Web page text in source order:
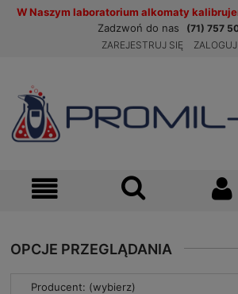
W Naszym laboratorium alkomaty
Zadzwoń do nas
(71) 757
ZAREJESTRUJ SIĘ
OPCJE PRZEGLĄDANIA
Producent: (wybierz)